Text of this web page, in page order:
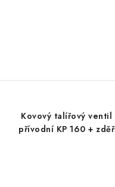
Kovový talířový ventil
přívodní KP 160 + zděř